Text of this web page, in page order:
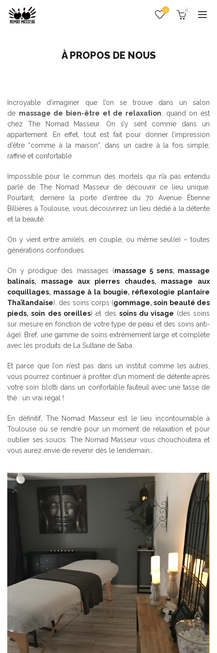
0 0
À PROPOS DE NOUS
Incroyable d’imaginer que l’on se trouve dans un salon
de massage de bien-être et de relaxation , quand on est
chez The Nomad Masseur. On s’y sent comme dans un
appartement. En effet, tout est fait pour donner l’impression
d’être “comme à la maison”, dans un cadre à la fois simple,
raffiné et confortable
Impossible pour le commun des mortels qui n’a pas entendu
parlé de The Nomad Masseur de découvrir ce lieu unique.
Pourtant, derrière la porte d’entrée du 70 Avenue Étienne
Billières à Toulouse, vous découvrirez un lieu dédié à la détente
et la beauté.
On y vient entre ami(e)s, en couple, ou même seul(e) – toutes
générations confondues.
On y prodigue des massages (massage 5 sens, massage
balinais, massage aux pierres chaudes, massage aux
coquillages, massage à la bougie, réflexologie plantaire
Thaïlandaise) , des soins corps (gommage,soin beauté des
pieds,soin des oreilles)et des soins du visage (des soins
sur mesure en fonction de votre type de peau et des soins anti-
âge). Bref, une gamme de soins extrêmement large et complète
avec les produits de La Sultane de Saba.
Et parce que l’on n’est pas dans un institut comme les autres,
vous pourrez continuer à profiter d’un moment de détente après
votre soin blotti dans un confortable fauteuil avec une tasse de
thé : un vrai régal !
En définitif, The Nomad Masseur est le lieu incontournable à
Toulouse où se rendre pour un moment de relaxation et pour
oublier ses soucis. The Nomad Masseur vous chouchoutera et
vous aurez envie de revenir dès le lendemain…